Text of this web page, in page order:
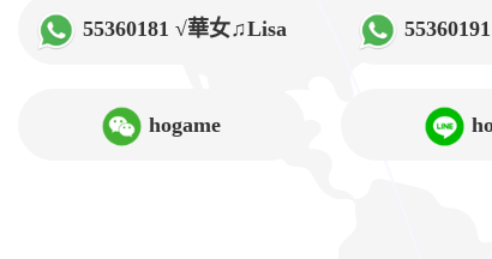
55360181 √華女♫Lisa
hogame